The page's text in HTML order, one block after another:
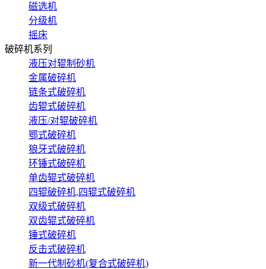
磁选机
分级机
摇床
破碎机系列
液压对辊制砂机
金属破碎机
链条式破碎机
齿辊式破碎机
液压/对辊破碎机
鄂式破碎机
狼牙式破碎机
环锤式破碎机
单齿辊式破碎机
四辊破碎机,四辊式破碎机
双级式破碎机
双齿辊式破碎机
锤式破碎机
反击式破碎机
新一代制砂机(复合式破碎机)